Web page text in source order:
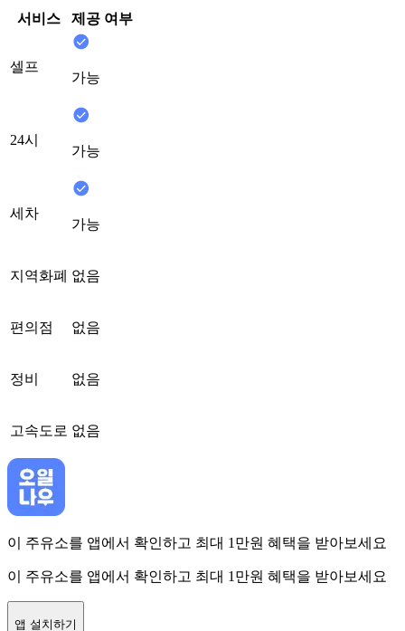
서비스 제공 여부
셀프
가능
24시
가능
세차
가능
지역화폐 없음
편의점 없음
정비 없음
고속도로 없음
이 주유소를 앱에서 확인하고 최대 1만원 혜택을 받아보세요
이 주유소를 앱에서 확인하고 최대 1만원 혜택을 받아보세요
앱 설치하기